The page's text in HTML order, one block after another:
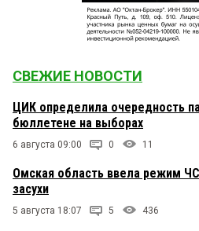
СВЕЖИЕ НОВОСТИ
ЦИК определила очередность
бюллетене на выборах
6 августа 09:00 0 11
Омская область ввела режим
засухи
5 августа 18:07 5 436